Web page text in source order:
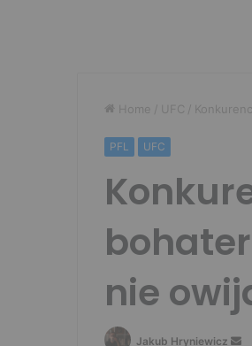
Home / UFC /
PFL UFC
nie
Jakub Hryniewicz